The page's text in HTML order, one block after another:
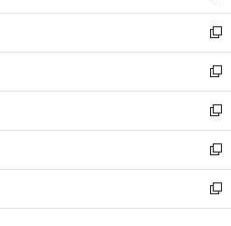
開
く
ウ
で
開
く
ン
ド
ウ
で
開
く
ウ
ィ
ン
ド
ウ
で
開
く
し
い
ウ
ィ
ン
ド
ウ
で
開
く
新
し
い
ウ
ィ
ン
ド
ウ
で
開
新
し
い
ウ
ィ
ン
ド
ウ
新
し
い
ウ
ィ
ン
新
し
い
ウ
新
し